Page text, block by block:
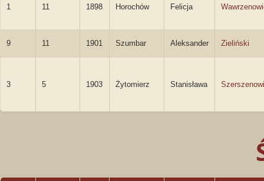
1 11 1898 Horochów Felicja
9 11 1901 Szumbar Aleksander Zieliński
3 5 1903 Żytomierz Stanisława